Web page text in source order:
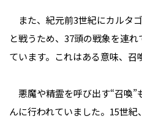
また、紀元前3世紀にカルタ
と戦うため、37頭の戦象を連
ています。これはある意味、召
悪魔や精霊を呼び出す“召喚”
んに行われていました。15世